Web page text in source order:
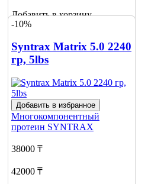
Добавить в корзину
-10%
Syntrax Matrix 5.0 2240
гр, 5lbs
Добавить в избранное
Многокомпонентный
протеин SYNTRAX
38000 ₸
42000 ₸